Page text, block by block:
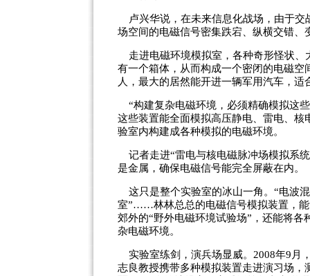
卢兴华说，在未来信息化战场，由于交
场空间的电磁信号密集跌宕、纵横交错
走进电磁环境模拟室，各种奇形怪状、
有一个箱体，从而构成一个密闭的电磁
人，最大的居然能开进一辆军用汽车，
“构建复杂电磁环境，必须精确模拟这
这些装置能全面模拟高压静电、雷电、
验室内构建成各种模拟的电磁环境。
记者走进“雷电与核电磁脉冲场模拟系
是金属，确保电磁信号能完全屏蔽在内。
这只是整个实验室的冰山一角。“电波
室”……林林总总的电磁信号模拟装置，
郊外的“野外电磁环境试验场”，还能将
杂电磁环境。
实验室练剑，演兵场显威。2008年9月
志良教授携带多种模拟装置走进演习场